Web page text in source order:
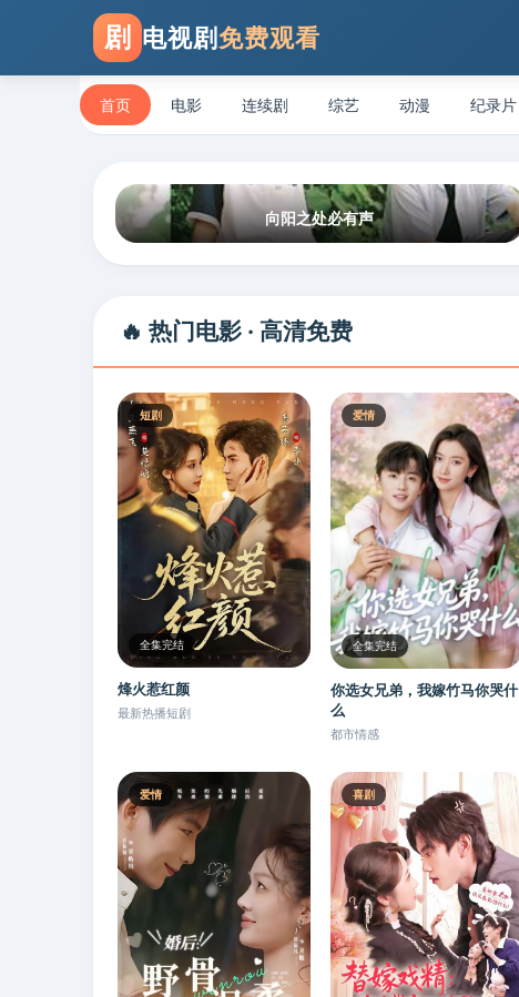
剧 电视剧免费观看
首页 电影 连续剧 综艺 动漫 纪录片
向阳之处必有声
🔥 热门电影 · 高清免费
短剧
全集完结
烽火惹红颜
最新热播短剧
爱情
全集完结
你选女兄弟，我嫁竹马你哭什
么
都市情感
爱情 喜剧